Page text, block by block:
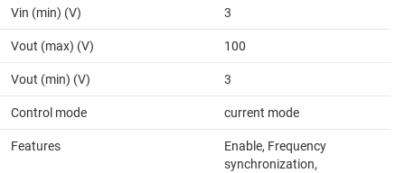
Vin (min) (V) 3
Vout (max) (V) 100
Vout (min) (V) 3
Control mode current mode
Features
Enable, Frequency
synchronization,